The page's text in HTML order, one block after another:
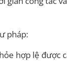
pháp:
hợp lệ được